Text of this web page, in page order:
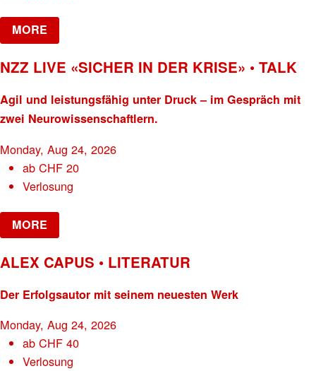
MORE
NZZ LIVE «SICHER IN DER KRISE» • TALK
Agil und leistungsfähig unter Druck – im Gespräch mit
zwei Neurowissenschaftlern.
Monday, Aug 24, 2026
abCHF 20
Verlosung
MORE
ALEX CAPUS • LITERATUR
Der Erfolgsautor mit seinem neuesten Werk
Monday, Aug 24, 2026
abCHF 40
Verlosung